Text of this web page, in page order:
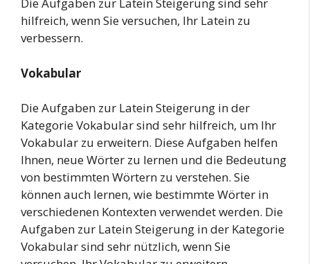
Die Aufgaben zur Latein Steigerung sind sehr
hilfreich, wenn Sie versuchen, Ihr Latein zu
verbessern.
Vokabular
Die Aufgaben zur Latein Steigerung in der
Kategorie Vokabular sind sehr hilfreich, um Ihr
Vokabular zu erweitern. Diese Aufgaben helfen
Ihnen, neue Wörter zu lernen und die Bedeutung
von bestimmten Wörtern zu verstehen. Sie
können auch lernen, wie bestimmte Wörter in
verschiedenen Kontexten verwendet werden. Die
Aufgaben zur Latein Steigerung in der Kategorie
Vokabular sind sehr nützlich, wenn Sie